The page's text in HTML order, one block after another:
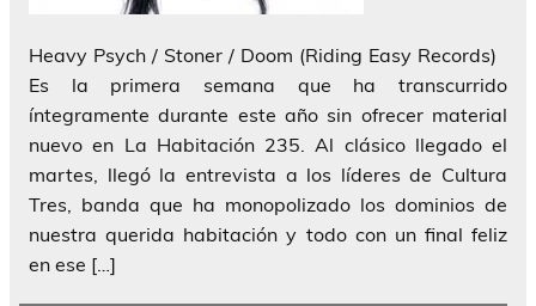
Heavy Psych / Stoner / Doom (Riding Easy Records)
Es la primera semana que ha transcurrido
íntegramente durante este año sin ofrecer material
nuevo en La Habitación 235. Al clásico llegado el
martes, llegó la entrevista a los líderes de Cultura
Tres, banda que ha monopolizado los dominios de
nuestra querida habitación y todo con un final feliz
en ese […]